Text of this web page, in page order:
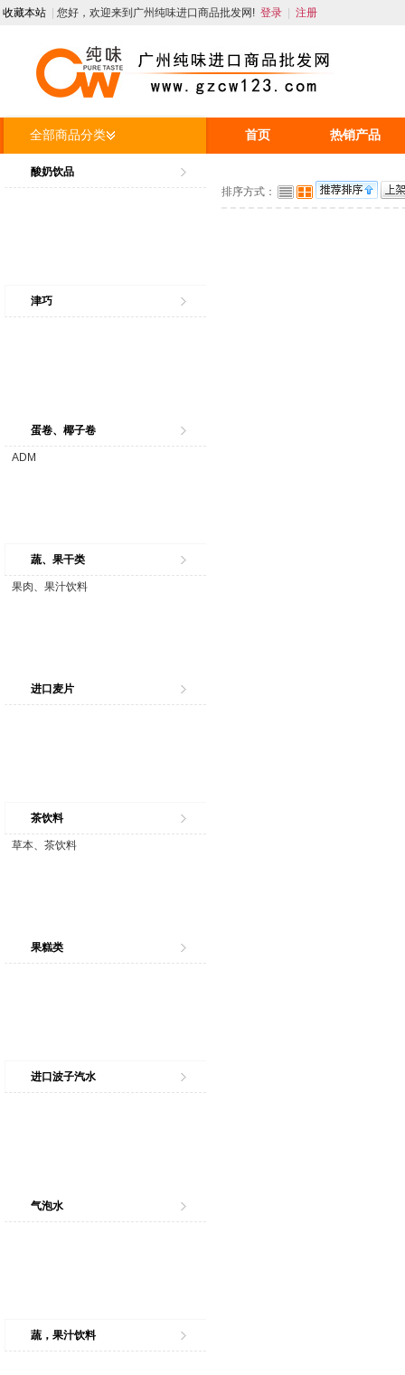
收藏本站 您好，欢迎来到广州纯味进口商品批发网! 登录 注册
全部商品分类
酸奶饮品
津巧
蛋卷、椰子卷
ADM
蔬、果干类
果肉、果汁饮料
进口麦片
茶饮料
草本、茶饮料
果糕类
进口波子汽水
气泡水
蔬，果汁饮料
首页 热销产品
排序方式：